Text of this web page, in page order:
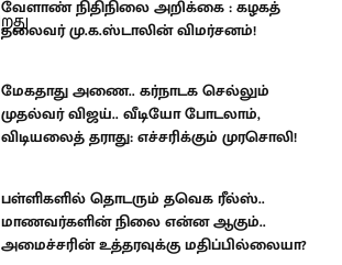
வேளாண் நிதிநிலை அறிக்கை : கழகத்
தலைவர் மு.க.ஸ்டாலின் விமர்சனம்!
மேகதாது அணை.. கர்நாடக செல்லும்
முதல்வர் விஜய்.. வீடியோ போடலாம்,
விடியலைத் தராது: எச்சரிக்கும் முரசொலி!
பள்ளிகளில் தொடரும் தவெக ரீல்ஸ்..
மாணவர்களின் நிலை என்ன ஆகும்..
அமைச்சரின் உத்தரவுக்கு மதிப்பில்லையா?